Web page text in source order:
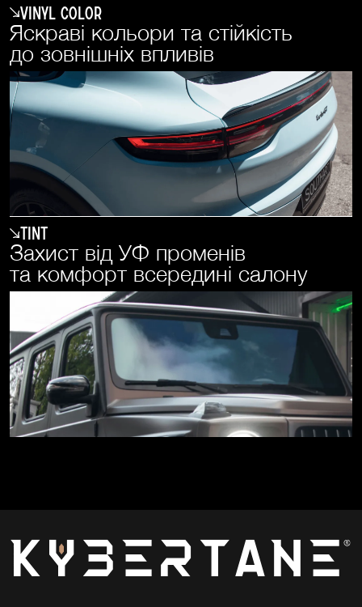
Vinyl Color
Яскраві кольори та стійкість
до зовнішніх впливів
Tint
Захист від УФ променів
та комфорт всередині салону